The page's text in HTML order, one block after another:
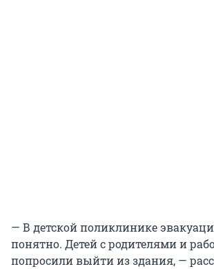
— В детской поликлинике
понятно. Детей с родителями и
попросили выйти из здания, —